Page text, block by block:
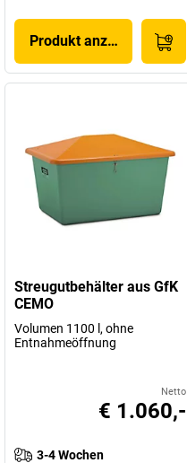
Produkt anzeigen
Streugutbehälter aus GfK
CEMO
Volumen 1100 l, ohne
Entnahmeöffnung
Netto
€ 1.060,-
3-4 Wochen